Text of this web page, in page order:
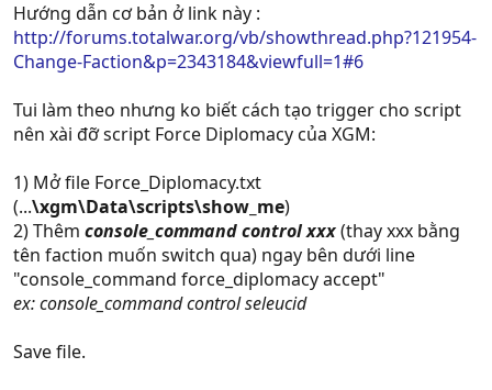
Hướng dẫn cơ bản ở link này :
http://forums.totalwar.org/vb/showthread.php?121954-
Change-Faction&p=2343184&viewfull=1#6
Tui làm theo nhưng ko biết cách tạo trigger cho script
nên xài đỡ script Force Diplomacy của XGM:
1) Mở file Force_Diplomacy.txt
(...\xgm\Data\scripts\show_me)
2) Thêm console_command control xxx(thay xxx bằng
tên faction muốn switch qua) ngay bên dưới line
"console_command force_diplomacy accept"
ex: console_command control seleucid
Save file.